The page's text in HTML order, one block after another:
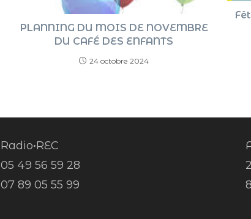
PLANNING DU MOIS DE NOVEMBRE
DU CAFÉ DES ENFANTS
24 octobre 2024
Radio•REC
05 49 56 59 28
07 89 05 55 99